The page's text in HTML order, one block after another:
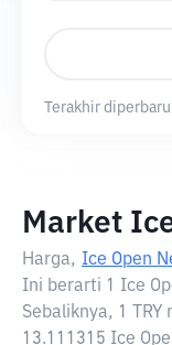
Terakhir
Market
Harga, Ice Open
Ini berarti 1 Ice
Sebaliknya, 1
13.111315 Ice